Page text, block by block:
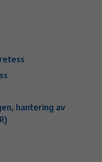
hantering av